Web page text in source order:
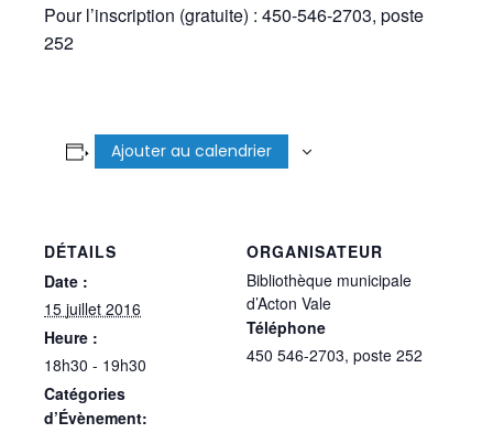
Pour l’inscription (gratuite) : 450-546-2703, poste
252
Ajouter au calendrier
DÉTAILS
Date :
15 juillet 2016
Heure :
18h30 - 19h30
Catégories
d’Évènement:
ORGANISATEUR
Bibliothèque municipale
d’Acton Vale
Téléphone
450 546-2703, poste 252